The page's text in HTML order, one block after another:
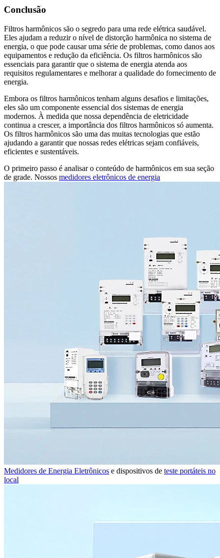
Conclusão
Filtros harmônicos são o segredo para uma rede elétrica saudável.
Eles ajudam a reduzir o nível de distorção harmônica no sistema de
energia, o que pode causar uma série de problemas, como danos aos
equipamentos e redução da eficiência. Os filtros harmônicos são
essenciais para garantir que o sistema de energia atenda aos
requisitos regulamentares e melhorar a qualidade do fornecimento de
energia.
Embora os filtros harmônicos tenham alguns desafios e limitações,
eles são um componente essencial dos sistemas de energia
modernos. À medida que nossa dependência de eletricidade
continua a crescer, a importância dos filtros harmônicos só aumenta.
Os filtros harmônicos são uma das muitas tecnologias que estão
ajudando a garantir que nossas redes elétricas sejam confiáveis,
eficientes e sustentáveis.
O primeiro passo é analisar o conteúdo de harmônicos em sua seção
de grade. Nossos medidores eletrônicos de energia
Medidores de Energia Eletrônicos e dispositivos de teste portáteis no
local